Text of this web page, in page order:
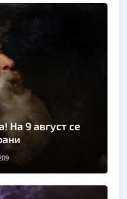
На 9 август се